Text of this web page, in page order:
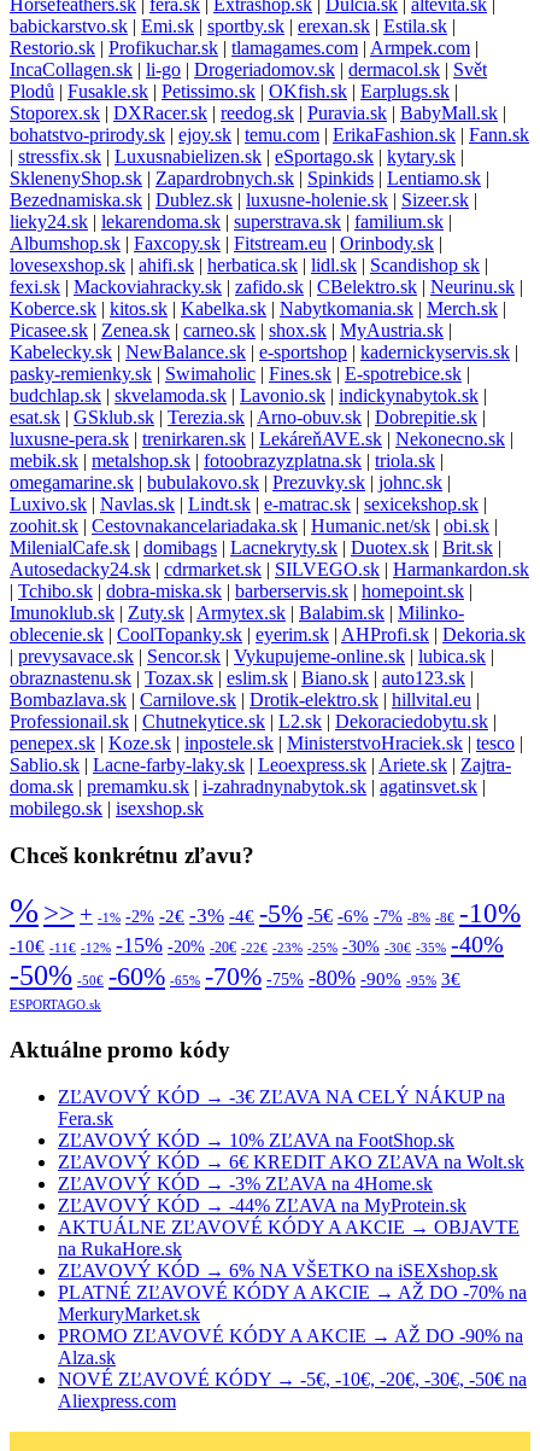
Horsefeathers.sk | fera.sk | Extrashop.sk | Dulcia.sk | altevita.sk |
babickarstvo.sk | Emi.sk | sportby.sk | erexan.sk | Estila.sk |
Restorio.sk | Profikuchar.sk | tlamagames.com | Armpek.com |
IncaCollagen.sk | li-go | Drogeriadomov.sk | dermacol.sk | Svět
Plodů | Fusakle.sk | Petissimo.sk | OKfish.sk | Earplugs.sk |
Stoporex.sk | DXRacer.sk | reedog.sk | Puravia.sk | BabyMall.sk |
bohatstvo-prirody.sk | ejoy.sk | temu.com | ErikaFashion.sk | Fann.sk
| stressfix.sk | Luxusnabielizen.sk | eSportago.sk | kytary.sk |
SklenenyShop.sk | Zapardrobnych.sk | Spinkids | Lentiamo.sk |
Bezednamiska.sk | Dublez.sk | luxusne-holenie.sk | Sizeer.sk |
lieky24.sk | lekarendoma.sk | superstrava.sk | familium.sk |
Albumshop.sk | Faxcopy.sk | Fitstream.eu | Orinbody.sk |
lovesexshop.sk | ahifi.sk | herbatica.sk | lidl.sk | Scandishop sk |
fexi.sk | Mackoviahracky.sk | zafido.sk | CBelektro.sk | Neurinu.sk |
Koberce.sk | kitos.sk | Kabelka.sk | Nabytkomania.sk | Merch.sk |
Picasee.sk | Zenea.sk | carneo.sk | shox.sk | MyAustria.sk |
Kabelecky.sk | NewBalance.sk | e-sportshop | kadernickyservis.sk |
pasky-remienky.sk | Swimaholic | Fines.sk | E-spotrebice.sk |
budchlap.sk | skvelamoda.sk | Lavonio.sk | indickynabytok.sk |
esat.sk | GSklub.sk | Terezia.sk | Arno-obuv.sk | Dobrepitie.sk |
luxusne-pera.sk | trenirkaren.sk | LekáreňAVE.sk | Nekonecno.sk |
mebik.sk | metalshop.sk | fotoobrazyzplatna.sk | triola.sk |
omegamarine.sk | bubulakovo.sk | Prezuvky.sk | johnc.sk |
Luxivo.sk | Navlas.sk | Lindt.sk | e-matrac.sk | sexicekshop.sk |
zoohit.sk | Cestovnakancelariadaka.sk | Humanic.net/sk | obi.sk |
MilenialCafe.sk | domibags | Lacnekryty.sk | Duotex.sk | Brit.sk |
Autosedacky24.sk | cdrmarket.sk | SILVEGO.sk | Harmankardon.sk
| Tchibo.sk | dobra-miska.sk | barberservis.sk | homepoint.sk |
Imunoklub.sk | Zuty.sk | Armytex.sk | Balabim.sk | Milinko-
oblecenie.sk | CoolTopanky.sk | eyerim.sk | AHProfi.sk | Dekoria.sk
| prevysavace.sk | Sencor.sk | Vykupujeme-online.sk | lubica.sk |
obraznastenu.sk | Tozax.sk | eslim.sk | Biano.sk | auto123.sk |
Bombazlava.sk | Carnilove.sk | Drotik-elektro.sk | hillvital.eu |
Professionail.sk | Chutnekytice.sk | L2.sk | Dekoraciedobytu.sk |
penepex.sk | Koze.sk | inpostele.sk | MinisterstvoHraciek.sk | tesco |
Sablio.sk | Lacne-farby-laky.sk | Leoexpress.sk | Ariete.sk | Zajtra-
doma.sk | premamku.sk | i-zahradnynabytok.sk | agatinsvet.sk |
mobilego.sk | isexshop.sk
Chceš konkrétnu zľavu?
%>> + -1% -2% -2€ -3% -4€ -5% -5€ -6% -7% -8% -8€ -10%
-10€ -11€ -12% -15% -20% -20€ -22€ -23% -25% -30% -30€ -35% -40%
-50% -50€ -60% -65% -70% -75% -80% -90% -95% 3€
ESPORTAGO.sk
Aktuálne promo kódy
ZĽAVOVÝ KÓD → -3€ ZĽAVA NA CELÝ NÁKUP na
Fera.sk
ZĽAVOVÝ KÓD → 10% ZĽAVA na FootShop.sk
ZĽAVOVÝ KÓD → 6€ KREDIT AKO ZĽAVA na Wolt.sk
ZĽAVOVÝ KÓD → -3% ZĽAVA na 4Home.sk
ZĽAVOVÝ KÓD → -44% ZĽAVA na MyProtein.sk
AKTUÁLNE ZĽAVOVÉ KÓDY A AKCIE → OBJAVTE
na RukaHore.sk
ZĽAVOVÝ KÓD → 6% NA VŠETKO na iSEXshop.sk
PLATNÉ ZĽAVOVÉ KÓDY A AKCIE → AŽ DO -70% na
MerkuryMarket.sk
PROMO ZĽAVOVÉ KÓDY A AKCIE → AŽ DO -90% na
Alza.sk
NOVÉ ZĽAVOVÉ KÓDY → -5€, -10€, -20€, -30€, -50€ na
Aliexpress.com